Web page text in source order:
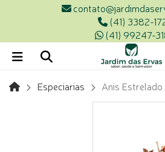
(41) 3382-
(41) 99247-
Especiarias Anis Estrelado